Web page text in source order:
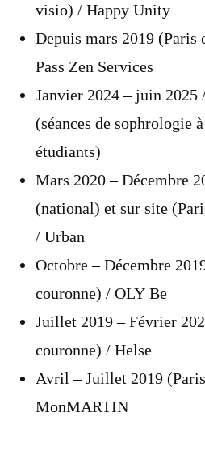
visio) / Happy Unity
Depuis mars 2019 (Paris
Pass Zen Services
Janvier 2024 – juin 2025
(séances de sophrologie
étudiants)
Mars 2020 – Décembre
(national) et sur site
/ Urban
Octobre – Décembre
couronne) / OLY Be
Juillet 2019 – Février
couronne) / Helse
Avril – Juillet 2019
MonMARTIN